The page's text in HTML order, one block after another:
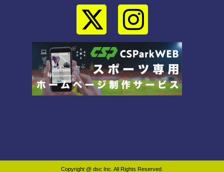
Copyright @ dsc Inc. All Rights Reserved.